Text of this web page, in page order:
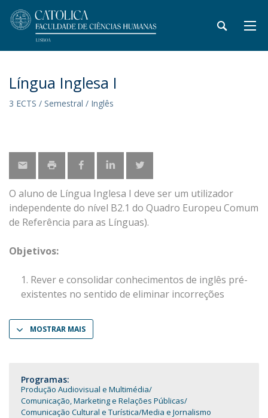
Língua Inglesa I
3 ECTS / Semestral / Inglês
​O aluno de Língua Inglesa I deve ser um utilizador
independente do nível B2.1 do Quadro Europeu Comum
de Referência para as Línguas).
Objetivos:
Rever e consolidar conhecimentos de inglês pré-
existentes no sentido de eliminar incorreções
MOSTRAR MAIS
Programas:
Produção Audiovisual e Multimédia
Comunicação, Marketing e Relações Públicas
Comunicação Cultural e Turística Media e Jornalismo